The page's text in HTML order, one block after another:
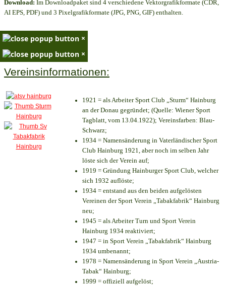
Download: Im Downloadpaket sind 4 verschiedene Vektorgrafikformate (CDR,
AI EPS, PDF) und 3 Pixelgrafikformate (JPG, PNG, GIF) enthalten.
×
×
Vereinsinformationen:
1921 = als Arbeiter Sport Club „Sturm“ Hainburg
an der Donau gegründet; (Quelle: Wiener Sport
Tagblatt, vom 13.04.1922); Vereinsfarben: Blau-
Schwarz;
1934 = Namensänderung in Vaterländischer Sport
Club Hainburg 1921, aber noch im selben Jahr
löste sich der Verein auf;
1919 = Gründung Hainburger Sport Club, welcher
sich 1932 auflöste;
1934 = entstand aus den beiden aufgelösten
Vereinen der Sport Verein „Tabakfabrik“ Hainburg
neu;
1945 = als Arbeiter Turn und Sport Verein
Hainburg 1934 reaktiviert;
1947 = in Sport Verein „Tabakfabrik“ Hainburg
1934 umbenannt;
1978 = Namensänderung in Sport Verein „Austria-
Tabak“ Hainburg;
1999 = offiziell aufgelöst;